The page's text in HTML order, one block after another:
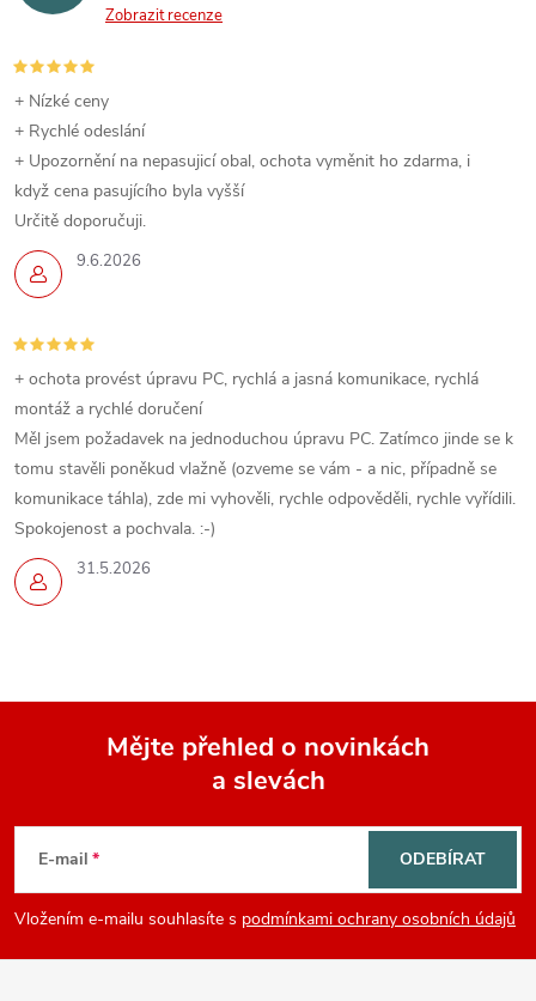
Zobrazit recenze
9.6.2026
+ Nízké ceny
+ Rychlé odeslání
+ Upozornění na nepasujicí obal, ochota vyměnit ho zdarma, i
když cena pasujícího byla vyšší
Určitě doporučuji.
31.5.2026
+ ochota provést úpravu PC, rychlá a jasná komunikace, rychlá
montáž a rychlé doručení
Měl jsem požadavek na jednoduchou úpravu PC. Zatímco jinde se k
tomu stavěli poněkud vlažně (ozveme se vám - a nic, případně se
komunikace táhla), zde mi vyhověli, rychle odpověděli, rychle vyřídili.
Spokojenost a pochvala. :-)
p
a
Mějte přehled o novinkách
a slevách
E-mail
Vložením e-mailu souhlasíte s podmínkami ochrany osobních údajů
ODEBÍRAT